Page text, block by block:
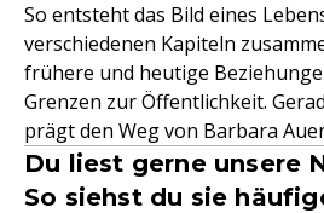
So entsteht das Bild eines
verschiedenen Kapiteln
frühere und heutige
Grenzen zur Öffentlichkeit.
prägt den Weg von Barbara
Du liest gerne unsere
So siehst du sie